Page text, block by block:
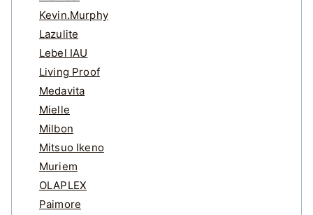
Kevin.Murphy
Lazulite
Lebel IAU
Living Proof
Medavita
Mielle
Milbon
Mitsuo Ikeno
Muriem
OLAPLEX
Paimore